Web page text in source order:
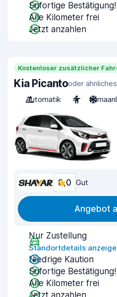
Sofortige Bestätigung!
Alle Kilometer frei
Jetzt anzahlen
Kostenloser zusätzlicher
Kia Picantooder
Automatik
4
8,0 Gut
Angebot
Nur Zustellung
Standortdetails
Niedrige Kaution
Sofortige Bestätigung!
Alle Kilometer frei
Jetzt anzahlen